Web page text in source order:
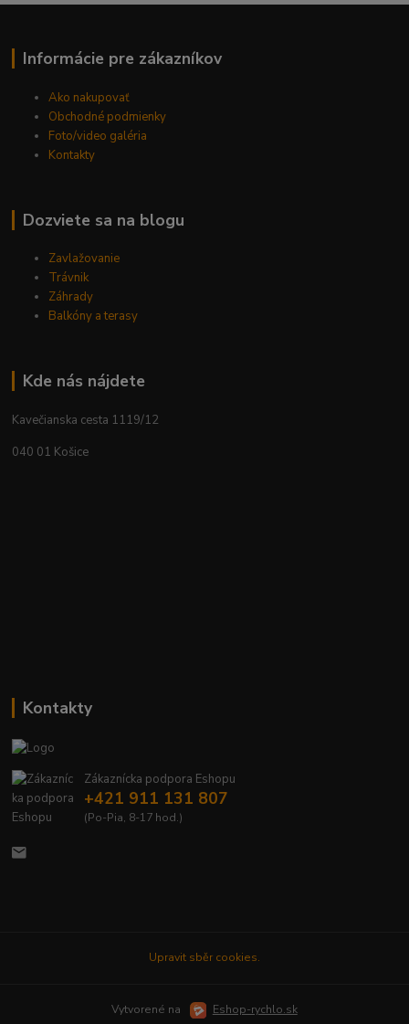
Informácie pre zákazníkov
Ako nakupovať
Obchodné podmienky
Foto/video galéria
Kontakty
Dozviete sa na blogu
Zavlažovanie
Trávnik
Záhrady
Balkóny a terasy
Kde nás nájdete
Kavečianska cesta 1119/12
040 01 Košice
Kontakty
Zákaznícka podpora Eshopu
+421 911 131 807
(Po-Pia, 8-17 hod.)
Upravit sběr cookies.
Vytvorené na Eshop-rychlo.sk